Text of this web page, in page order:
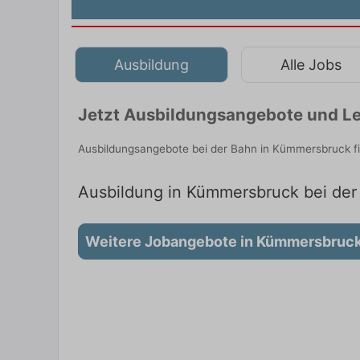
Ausbildung Alle Jobs
Jetzt Ausbildungsangebote und
Ausbildungsangebote bei der Bahn in
Ausbildung in Kümmersbruck bei
Weitere Jobangebote in